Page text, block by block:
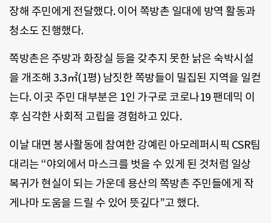
장해 주민에게 전달했다. 이어 쪽방촌 일대에 방역 활동과
청소도 진행했다.
쪽방촌은 주방과 화장실 등을 갖추지 못한 낡은 숙박시설
을 개조해 3.3㎡(1평) 남짓한 쪽방들이 밀집된 지역을 일컫
는다. 이곳 주민 대부분은 1인 가구로 코로나19 팬데믹 이
후 심각한 사회적 고립을 경험하고 있다.
이날 대면 봉사활동에 참여한 강예린 아모레퍼시픽 CSR팀
대리는 “야외에서 마스크를 벗을 수 있게 된 것처럼 일상
복귀가 현실이 되는 가운데 용산의 쪽방촌 주민들에게 작
게나마 도움을 드릴 수 있어 뜻깊다”고 했다.